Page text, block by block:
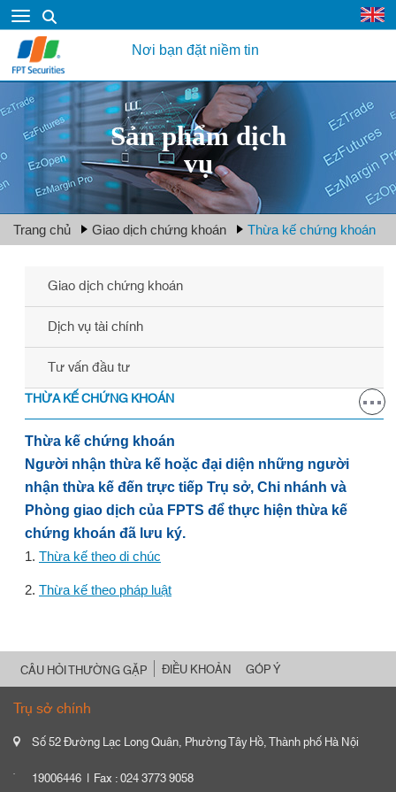
Nơi bạn đặt niềm tin
Sản phẩm dịch
vụ
Trang chủ Giao dịch chứng khoán Thừa kế chứng khoán
Giao dịch chứng khoán
Dịch vụ tài chính
Tư vấn đầu tư
THỪA KẾ CHỨNG KHOÁN
Thừa kế chứng khoán
Người nhận thừa kế hoặc đại diện những người
nhận thừa kế đến trực tiếp Trụ sở, Chi nhánh và
Phòng giao dịch của FPTS để thực hiện thừa kế
chứng khoán đã lưu ký.
1. Thừa kế theo di chúc
2. Thừa kế theo pháp luật
CÂU HỎI THƯỜNG GẶP ĐIỀU KHOẢN GÓP Ý
Trụ sở chính
Số 52 Đường Lạc Long Quân, Phường Tây Hồ, Thành phố Hà Nội
19006446
Fax : 024 3773 9058